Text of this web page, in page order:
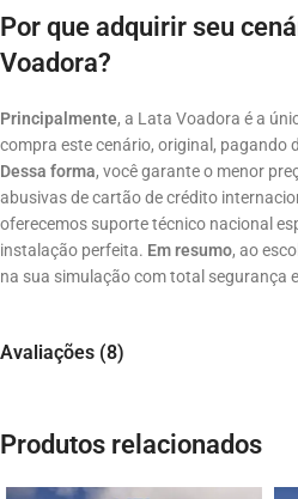
Por que adquirir seu
Voadora?
Principalmente, a Lata Voadora é a
compra este cenário, original, pagando
Dessa forma, você garante o menor
abusivas de cartão de crédito
oferecemos suporte técnico nacional
instalação perfeita. Em resumo, ao
na sua simulação com total segurança
Avaliações (8)
Produtos relacionados